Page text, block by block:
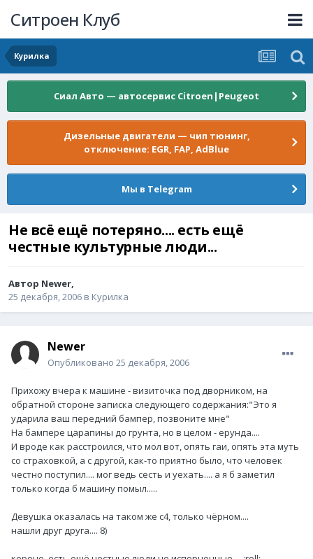
Ситроен Клуб
Курилка
Сиал Авто — автосервис Citroen|Peugeot
Дизельные двигатели — чип тюнинг,
отключение: EGR, FAP, AdBlue
Мы в Telegram
Не всё ещё потеряно.... есть ещё
честные культурные люди...
Автор Newer,
25 декабря, 2006 в Курилка
Newer
Опубликовано 25 декабря, 2006
Прихожу вчера к машине - визиточка под дворником, на
обратной стороне записка следующего содержания:"Это я
ударила ваш передний бампер, позвоните мне"
На бампере царапины до грунта, но в целом - ерунда....
И вроде как расстроился, что мол вот, опять гаи, опять эта муть
со страховкой, а с другой, как-то приятно было, что человек
честно поступил.... мог ведь сесть и уехать.... а я б заметил
только когда б машину помыл.....
Девушка оказалась на таком же с4, только чёрном....
нашли друг друга.... 8)